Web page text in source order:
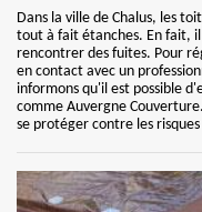
Dans la ville de Chalus, les
tout à fait étanches. En fait,
rencontrer des fuites. Pour
en contact avec un
informons qu'il est possible
comme Auvergne
se protéger contre les risques